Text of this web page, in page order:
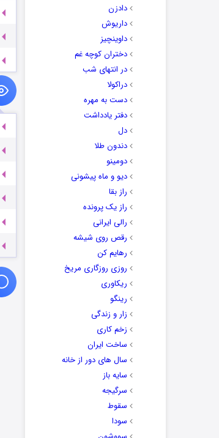
دادزن
داریوش
داوینچیز
دختران کوچه غم
در انتهای شب
دراکولا
دست به مهره
دفتر یادداشت
دل
دندون طلا
دومینو
دیو و ماه پیشونی
راز بقا
راز یک پرونده
رالی ایرانی
رقص روی شیشه
رهایم کن
روزی روزگاری مریخ
ریکاوری
رینگو
زار و زندگی
زخم کاری
ساخت ایران
سال های دور از خانه
سایه باز
سرگیجه
سقوط
سودا